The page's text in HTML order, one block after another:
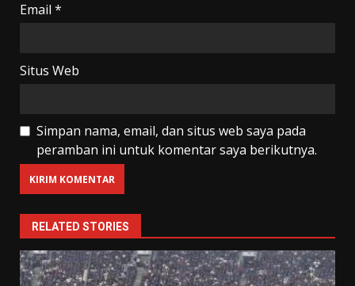
Email *
Situs Web
Simpan nama, email, dan situs web saya pada
peramban ini untuk komentar saya berikutnya.
RELATED STORIES